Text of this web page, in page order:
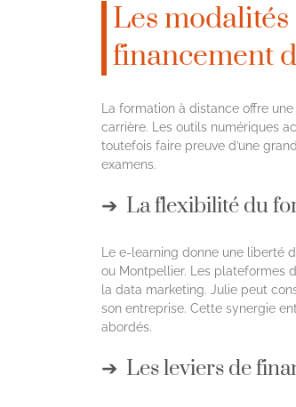
Les modalités
financement
La formation à distance offre
carrière. Les outils numériques
toutefois faire preuve d’une
examens.
La flexibilité du
Le e-learning donne une liberté
ou Montpellier. Les plateformes
la data marketing. Julie peut
son entreprise. Cette synergie
abordés.
Les leviers de